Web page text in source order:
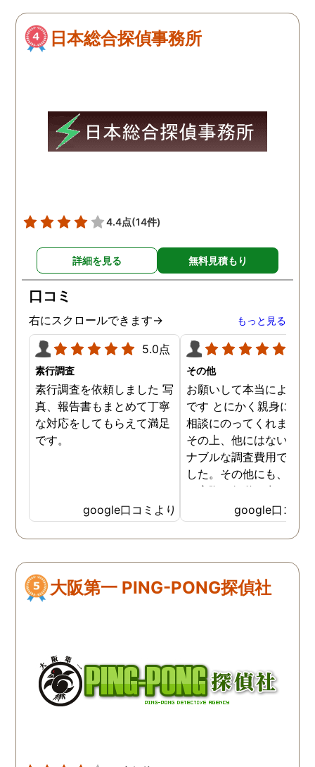
度、自分でも行動パターン
の把握をしていましたが、
ズでした。 とくに、急なお
願いの時に人員を手配して
頂き、ホテルからの証拠を
後の事についてアドバイス
を頂いて、とても信頼出来
る探偵事務所さんだと、あ
らためて思いました。 事務
所の皆様にお世話になった
ので、クチコミの方書かせ
ていただきます。ありがと
うございました。
日本総合探偵事務所
4.4点(14件)
詳細を見る 無料見積もり
口コミ
右にスクロールできます→ もっと見る
5.0点
素行調査
素行調査を依頼しました 写
真、報告書もまとめて丁寧
な対応をしてもらえて満足
です。
google口コミより
その他
お願いして本当によかっ
です とにかく親身にな
相談にのってくれました
その上、他にはないリー
ナブルな調査費用で済み
した。その他にも、相談
ら実際に行動に出て頂い
のが、スゴく早く問題を
決していただき、大変助
りました。 次回も是非
しろ最初の相談の段階が
本当に無料なのが、よか
google口コミ
大阪第一 PING-PONG探偵社